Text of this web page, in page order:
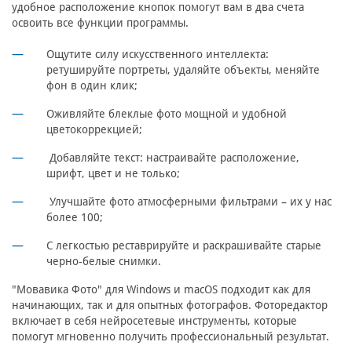
удобное расположение кнопок помогут вам в два счета
освоить все функции программы.
Ощутите силу искусственного интеллекта:
ретушируйте портреты, удаляйте объекты, меняйте
фон в один клик;
Оживляйте блеклые фото мощной и удобной
цветокоррекцией;
Добавляйте текст: настраивайте расположение,
шрифт, цвет и не только;
Улучшайте фото атмосферными фильтрами – их у нас
более 100;
С легкостью реставрируйте и раскрашивайте старые
черно-белые снимки.
"Мовавика Фото" для Windows и macOS подходит как для
начинающих, так и для опытных фотографов. Фоторедактор
включает в себя нейросетевые инструменты, которые
помогут мгновенно получить профессиональный результат.